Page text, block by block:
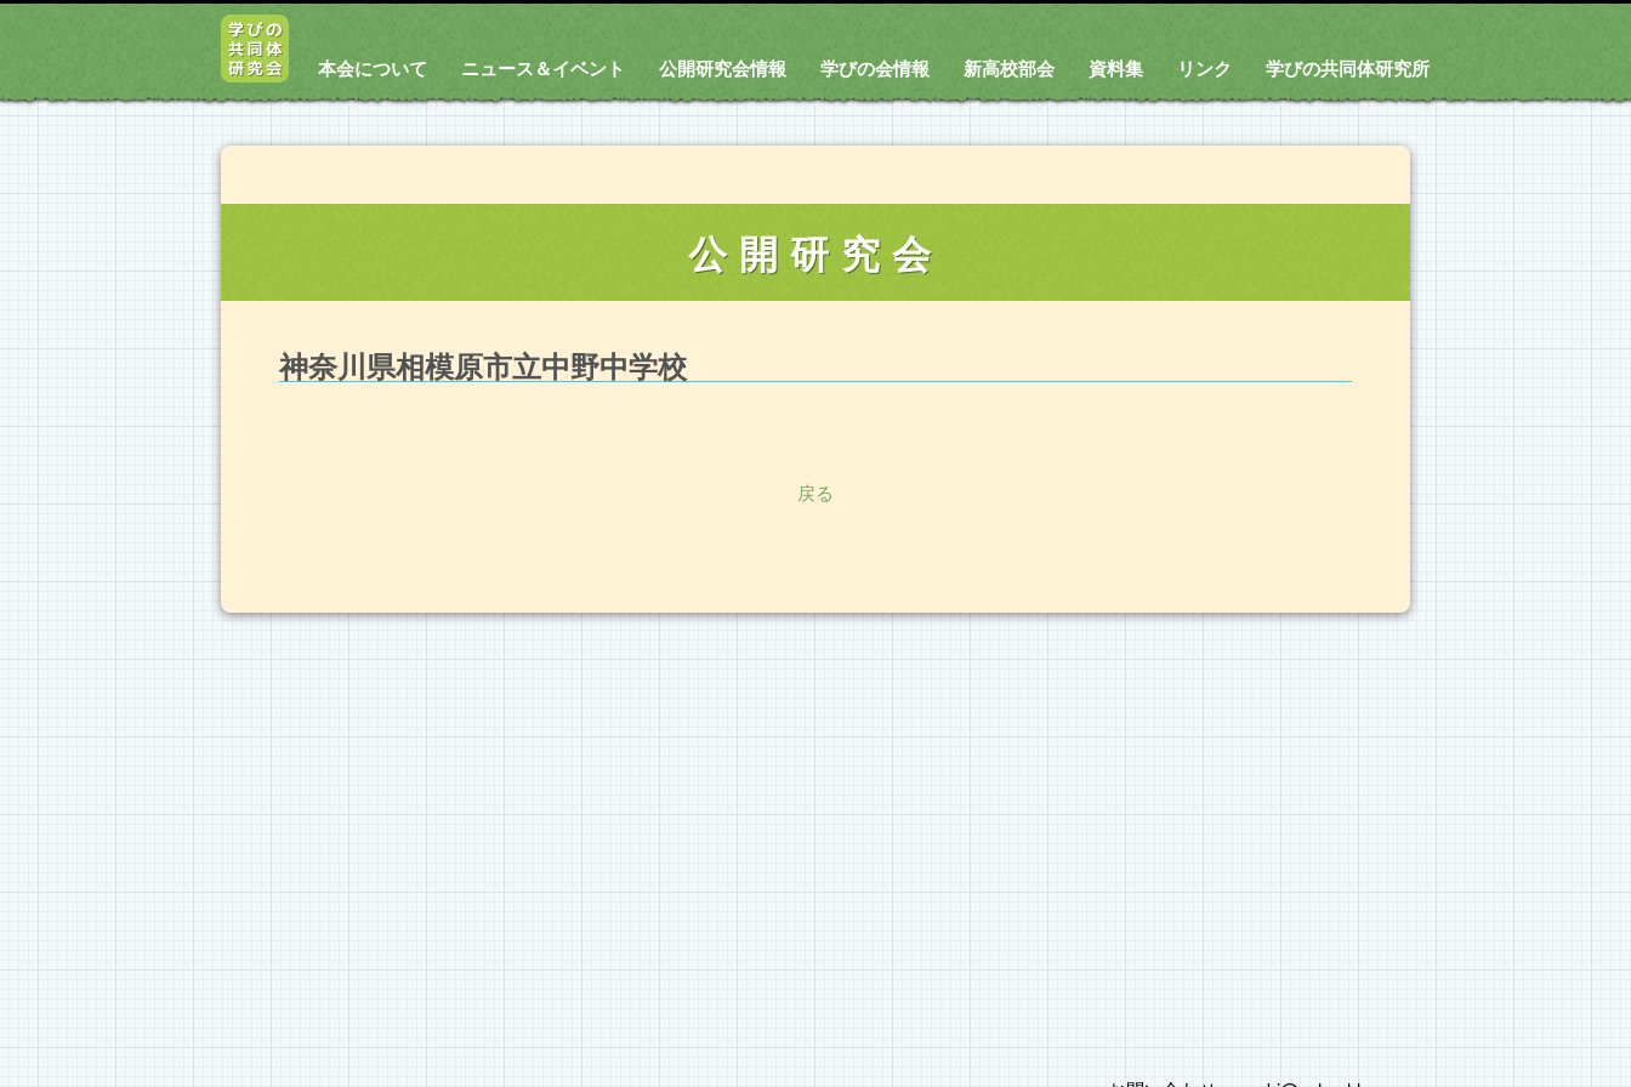
本会について ニュース＆イベント 公開研究会情報 学びの会情報 新高校部会 資料集 リンク 学びの共同体研究所
公開研究会
神奈川県相模原市立中野中学校
戻る